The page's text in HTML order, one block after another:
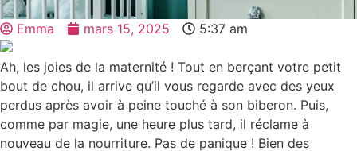
Emma mars 15, 2025 5:37 am
Ah, les joies de la maternité ! Tout en berçant votre petit
bout de chou, il arrive qu’il vous regarde avec des yeux
perdus après avoir à peine touché à son biberon. Puis,
comme par magie, une heure plus tard, il réclame à
nouveau de la nourriture. Pas de panique ! Bien des